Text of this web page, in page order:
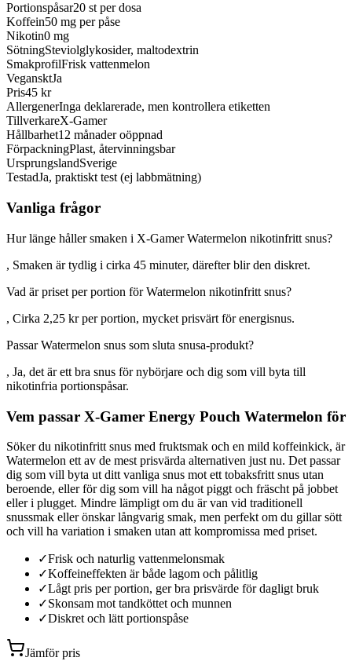
Portionspåsar20 st per dosa
Koffein50 mg per påse
Nikotin0 mg
SötningSteviolglykosider, maltodextrin
SmakprofilFrisk vattenmelon
VegansktJa
Pris45 kr
AllergenerInga deklarerade, men kontrollera etiketten
TillverkareX-Gamer
Hållbarhet12 månader oöppnad
FörpackningPlast, återvinningsbar
UrsprungslandSverige
TestadJa, praktiskt test (ej labbmätning)
Vanliga frågor
Hur länge håller smaken i X-Gamer Watermelon nikotinfritt snus?
, Smaken är tydlig i cirka 45 minuter, därefter blir den diskret.
Vad är priset per portion för Watermelon nikotinfritt snus?
, Cirka 2,25 kr per portion, mycket prisvärt för energisnus.
Passar Watermelon snus som sluta snusa-produkt?
, Ja, det är ett bra snus för nybörjare och dig som vill byta till
nikotinfria portionspåsar.
Vem passar X-Gamer Energy Pouch Watermelon för
Söker du nikotinfritt snus med fruktsmak och en mild koffeinkick, är
Watermelon ett av de mest prisvärda alternativen just nu. Det passar
dig som vill byta ut ditt vanliga snus mot ett tobaksfritt snus utan
beroende, eller för dig som vill ha något piggt och fräscht på jobbet
eller i plugget. Mindre lämpligt om du är van vid traditionell
snussmak eller önskar långvarig smak, men perfekt om du gillar sött
och vill ha variation i smaken utan att kompromissa med priset.
✓Frisk och naturlig vattenmelonsmak
✓Koffeineffekten är både lagom och pålitlig
✓Lågt pris per portion, ger bra prisvärde för dagligt bruk
✓Skonsam mot tandköttet och munnen
✓Diskret och lätt portionspåse
Jämför pris